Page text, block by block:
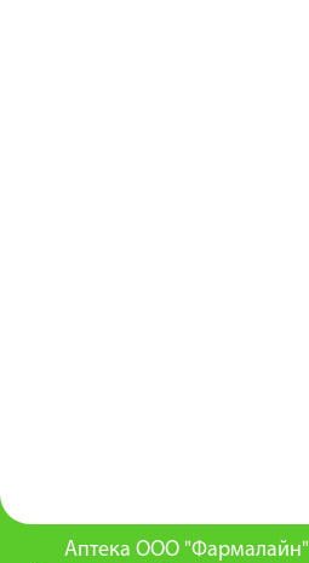
Аптека ООО "Фармалайн"